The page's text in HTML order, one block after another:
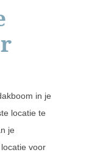
in je
locatie te
je
voor